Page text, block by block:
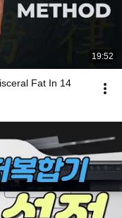
19:52
Fat In 14